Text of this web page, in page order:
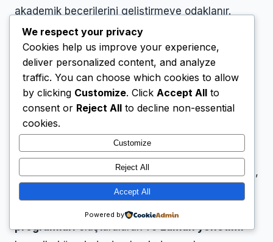
akademik becerilerini geliştirmeye odaklanır.
Bu süreçte, alanında uzman öğretmenlerimiz
veya koçlarımız, öğrencimizin zorlandığı ders
veya konuları belirler ve bu alanlardakieksik
gidermeçalışmalarına ağırlık verir.Özel ders
eğitim koçluğu
tarzına göre uyarlanır; böylece dersler daha
verimli ve etkili hale gelir. Öğrencimizin
anlamakta zorlandığı noktalar sabırla ele alınırken,
kavramsal öğrenme ve problem çözme becerileri
de geliştirilir. Aynı zamanda, etkili
programlarıoluşturularak vezaman yönetimi
We respect your privacy
Cookies help us improve your experience,
deliver personalized content, and analyze
traffic. You can choose which cookies to allow
by clicking Customize. Click Accept All to
consent or Reject All to decline non-essential
cookies.
Customize
Reject All
Accept All
Powered by